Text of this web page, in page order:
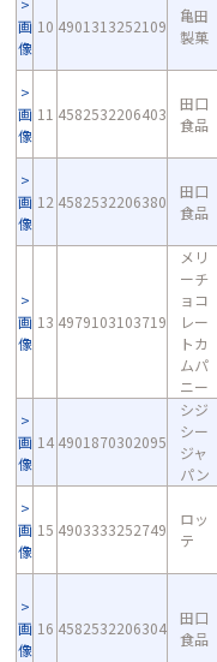
画
像
10 4901313252109
亀田
製菓
画
像
11 4582532206403
田口
食品
画
像
12 4582532206380
田口
食品
画
像
13 4979103103719
メリ
ーチ
ョコ
レー
トカ
ムパ
ニー
画
像
14 4901870302095
シジ
シー
ジャ
パン
画
像
15 4903333252749
ロッ
テ
画
像
16 4582532206304
田口
食品